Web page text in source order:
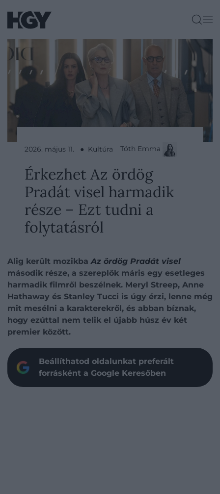
2026. május 11. ● Kultúra Tóth Emma
Érkezhet Az ördög
Pradát visel harmadik
része – Ezt tudni a
folytatásról
Alig került mozikbaAz ördög Pradát visel
második része, a szereplők máris egy esetleges
harmadik filmről beszélnek. Meryl Streep, Anne
Hathaway és Stanley Tucci is úgy érzi, lenne még
mit mesélni a karakterekről, és abban bíznak,
hogy ezúttal nem telik el újabb húsz év két
premier között.
Beállíthatod oldalunkat preferált
forrásként a Google Keresőben